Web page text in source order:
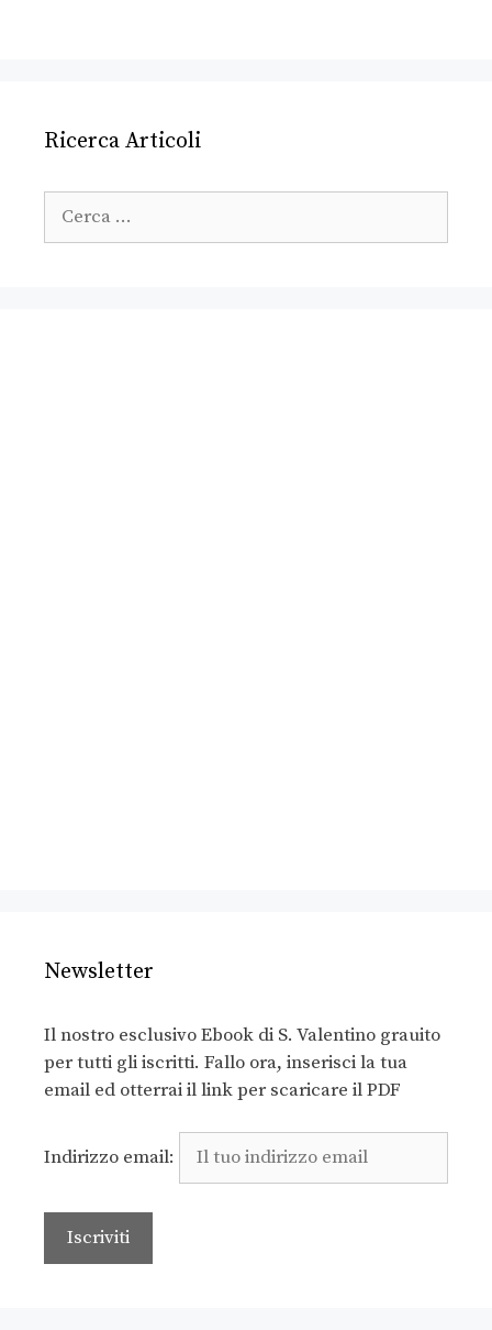
Ricerca Articoli
Newsletter
Il nostro esclusivo Ebook di S. Valentino grauito
per tutti gli iscritti. Fallo ora, inserisci la tua
email ed otterrai il link per scaricare il PDF
Indirizzo email: